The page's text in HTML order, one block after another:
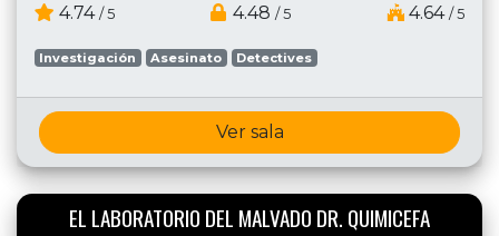
4.74 / 5 4.48 / 5 4.64 / 5
Investigación Asesinato Detectives
Ver sala
EL LABORATORIO DEL MALVADO DR. QUIMICEFA